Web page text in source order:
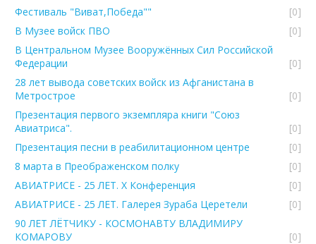
Фестиваль "Виват,Победа""
[0]
В Музее войск ПВО
[0]
В Центральном Музее Вооружённых Сил Российской
Федерации
[0]
28 лет вывода советских войск из Афганистана в
Метрострое
[0]
Презентация первого экземпляра книги "Союз
Авиатриса".
[0]
Презентация песни в реабилитационном центре
[0]
8 марта в Преображенском полку
[0]
АВИАТРИСЕ - 25 ЛЕТ. Х Конференция
[0]
АВИАТРИСЕ - 25 ЛЕТ. Галерея Зураба Церетели
[0]
90 ЛЕТ ЛЁТЧИКУ - КОСМОНАВТУ ВЛАДИМИРУ
КОМАРОВУ
[0]